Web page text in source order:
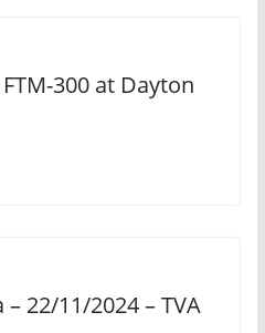
300 at Dayton
22/11/2024 – TVA